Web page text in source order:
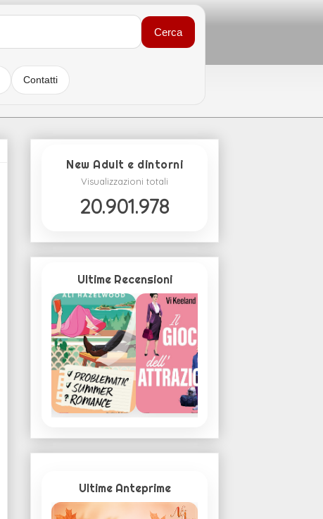
Cerca
Contatti
New Adult e dintorni
Visualizzazioni totali
20.901.978
Ultime Recensioni
Ultime Anteprime